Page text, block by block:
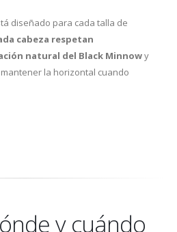
diseñado para cada talla de
cabeza respetan
natural del Black Minnowy
la horizontal cuando
y cuándo